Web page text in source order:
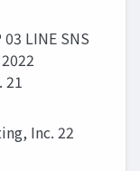
03 LINE SNS
21
Inc. 22